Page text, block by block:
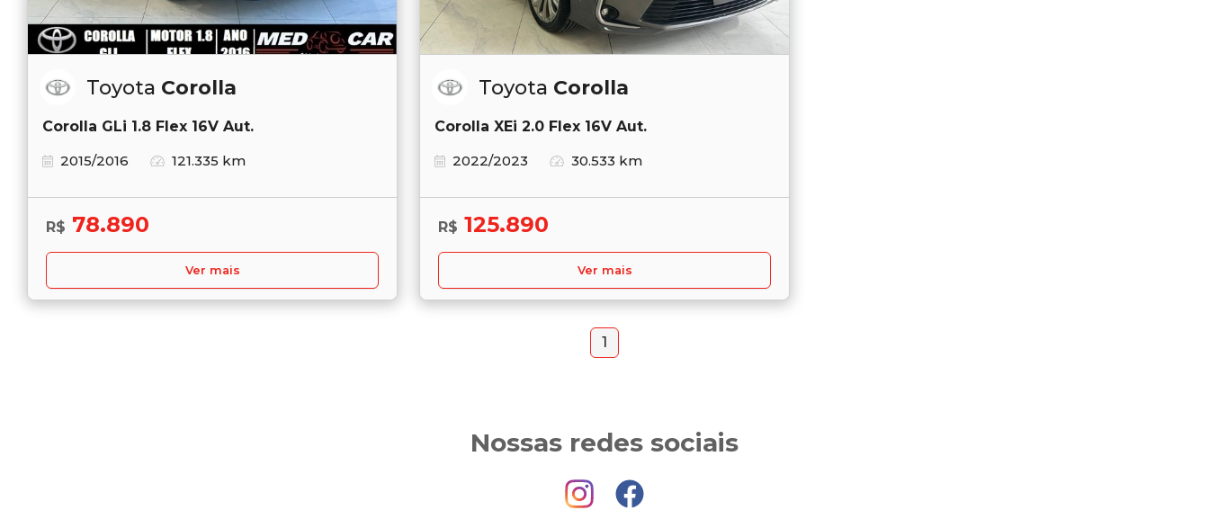
Toyota Corolla
Corolla GLi 1.8 Flex 16V Aut.
2015/2016
121.335 km
R$ 78.890
Ver mais
Toyota Corolla
Corolla XEi 2.0 Flex 16V Aut.
2022/2023
30.533 km
R$ 125.890
Ver mais
1
Nossas redes sociais